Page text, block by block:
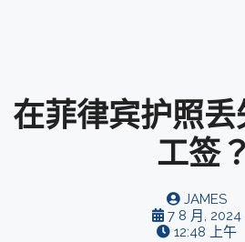
在菲律宾护照
工签？
JAMES
7 8 月, 2024
12:48 上午